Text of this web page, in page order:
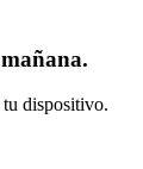
dispositivo.